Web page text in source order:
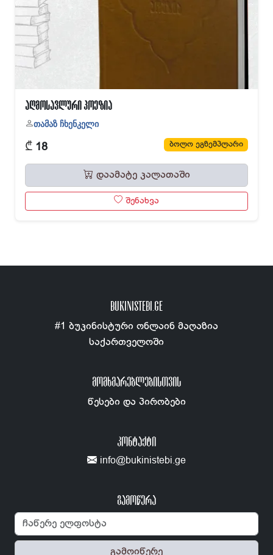
აღმოსავლური პოეზია
თამაზ ჩხენკელი
₾ 18 ბოლო ეგზემპლარი
დაამატე კალათაში
შენახვა
BUKINISTEBI.GE
#1 ბუკინისტური ონლაინ მაღაზია
საქართველოში
ᲛᲝᲛᲮᲛᲐᲠᲔᲑᲚᲔᲑᲘᲡᲗᲕᲘᲡ
წესები და პირობები
ᲙᲝᲜᲢᲐᲥᲢᲘ
info@bukinistebi.ge
გამოწერა
გამოიწერე